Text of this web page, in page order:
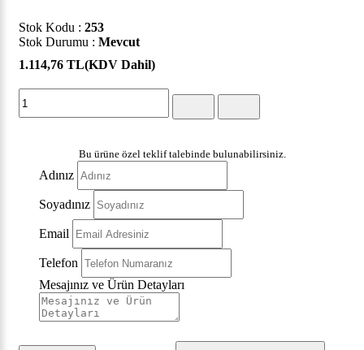
Stok Kodu : 253
Stok Durumu : Mevcut
1.114,76 TL(KDV Dahil)
Bu ürüne özel teklif talebinde bulunabilirsiniz.
Adınız
Soyadınız
Email
Telefon
Mesajınız ve Ürün Detayları